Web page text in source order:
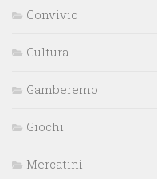
Convivio
Cultura
Gamberemo
Giochi
Mercatini